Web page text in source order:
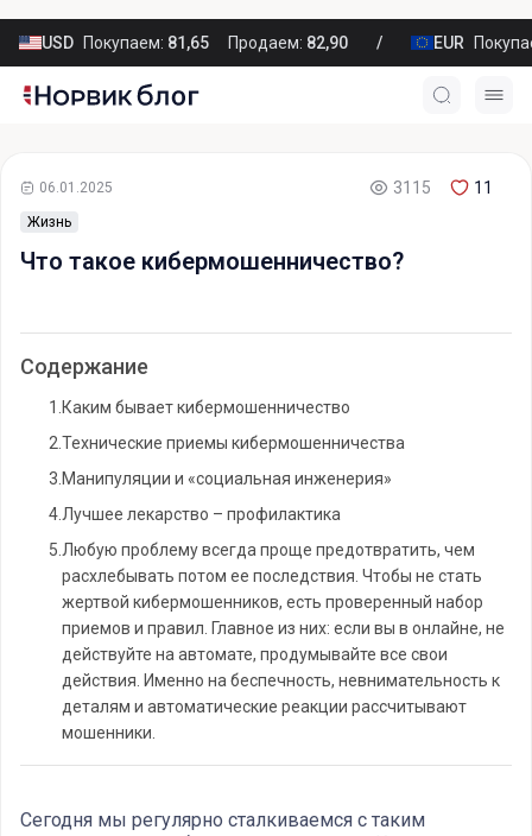
USD Покупаем: 81,65 Продаем: 82,90 EUR
Жизнь
06.01.2025 3115 11
Что такое кибермошенничество?
Содержание
1. Каким бывает кибермошенничество
2. Технические приемы кибермошенничества
3. Манипуляции и «социальная инженерия»
4. Лучшее лекарство – профилактика
5. Любую проблему всегда проще предотвратить, чем
расхлебывать потом ее последствия. Чтобы не стать
жертвой кибермошенников, есть проверенный набор
приемов и правил. Главное из них: если вы в онлайне, не
действуйте на автомате, продумывайте все свои
действия. Именно на беспечность, невнимательность к
деталям и автоматические реакции рассчитывают
мошенники.
Сегодня мы регулярно сталкиваемся с таким